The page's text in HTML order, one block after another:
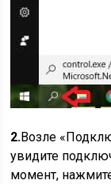
2.Возле
увидите
момент,